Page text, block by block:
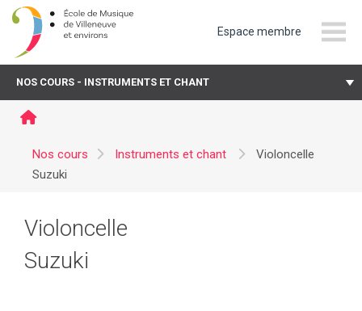
Espace membre
NOS COURS - INSTRUMENTS ET CHANT
Nos cours Instruments et chant
Violoncelle
Suzuki
Violoncelle
Suzuki